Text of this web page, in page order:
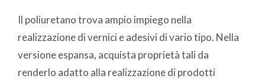
Il poliuretano trova ampio impiego nella
realizzazione di vernici e adesivi di vario tipo. Nella
versione espansa, acquista proprietà tali da
renderlo adatto alla realizzazione di prodotti